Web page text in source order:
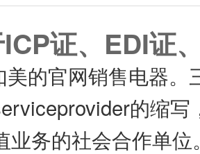
证、EDI证
美的官网销售电器
的缩写
业务的社会合作单